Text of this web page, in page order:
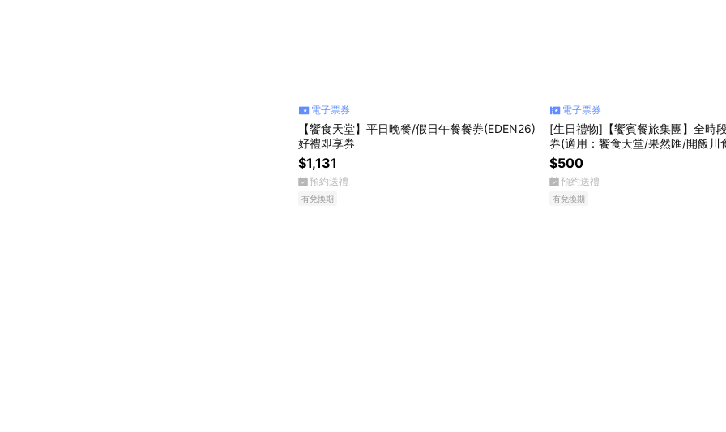
電子票券
【饗食天堂】平日晚餐/假日午餐餐券(EDEN26)
好禮即享券
$1,131
預約送禮
有兌換期
電子票券
[生日禮物]【饗賓餐旅集團】全時
券(適用：饗食天堂/果然匯/開飯川
$500
預約送禮
有兌換期